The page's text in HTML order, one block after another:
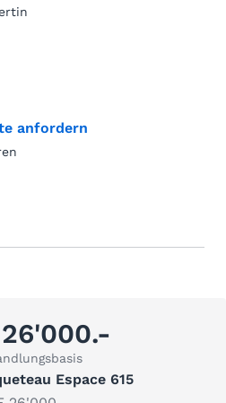
anfordern
Espace 615